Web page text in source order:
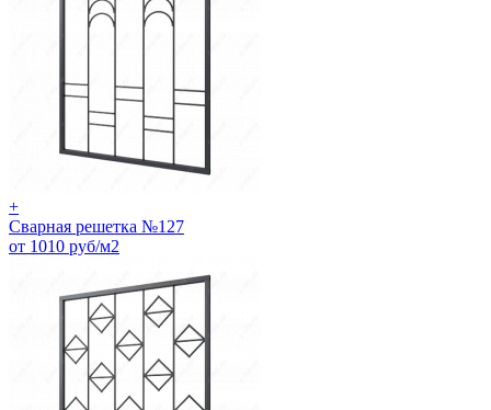
+
Сварная решетка №127
от 1010 руб/м2